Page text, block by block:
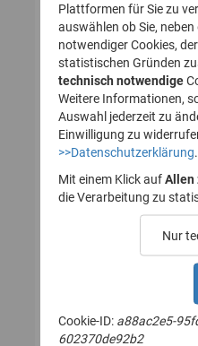
So legen Sie
das
(Registrierung):
1.
des
3.
Plattformen für Sie zu
auswählen ob Sie,
notwendiger Cookies,
statistischen Gründen
technisch notwendige
Weitere Informationen,
Auswahl jederzeit zu
Einwilligung zu
>>Datenschutzerklärung
Mit einem Klick auf Allen
die Verarbeitung zu
Nur
Cookie-ID: a88ac2e5-
602370de92b2